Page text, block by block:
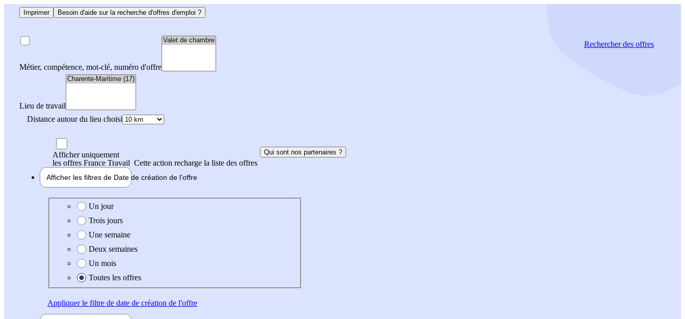
Imprimer Besoin d'aide sur la recherche d'offres d'emploi ?
Métier, compétence, mot-clé, numéro d'offre
Lieu de travail
Distance autour du lieu choisi
Rechercherdes offres
Afficher uniquement
les offres France Travail Cette action recharge la liste des offres
Qui sont nos partenaires ?
Afficher les filtres de Date de création de l'offre
Date de création de l'offre
Un jour
Trois jours
Une semaine
Deux semaines
Un mois
Toutes les offres
Appliquerle filtre de date de création de l'offre